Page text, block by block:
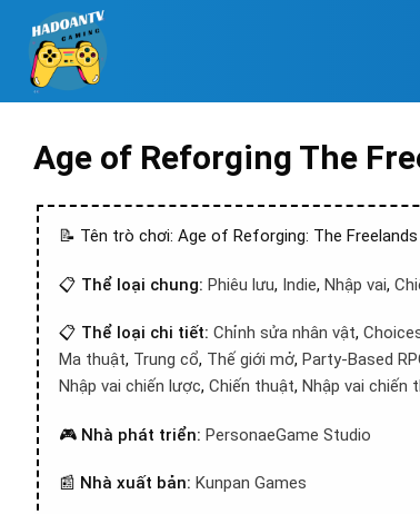
Age of Reforging The
📝 Tên trò chơi: Age of Reforging: The Freelands
📋 Thể loại chung: Phiêu lưu, Indie, Nhập vai,
📋 Thể loại chi tiết: Chỉnh sửa nhân vật,
Ma thuật, Trung cổ, Thế giới mở, Party-Based
Nhập vai chiến lược, Chiến thuật, Nhập vai chiến
🎮 Nhà phát triển: PersonaeGame Studio
📰 Nhà xuất bản: Kunpan Games